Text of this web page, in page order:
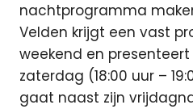
nachtprogramma
Velden krijgt een vast
weekend en presenteert
zaterdag (18:00 uur –
gaat naast zijn